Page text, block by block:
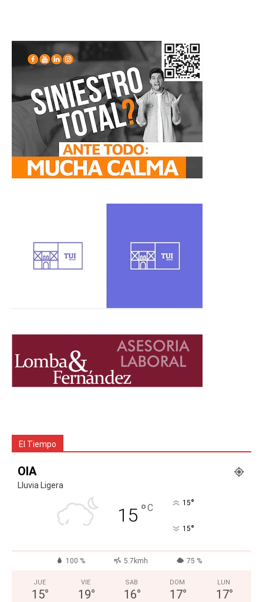
El Tiempo
OIA
Lluvia Ligera
15 °C 15°
15°
100 % 5.7kmh 75 %
JUE
15°
VIE
19°
SAB
16°
DOM
17°
LUN
17°